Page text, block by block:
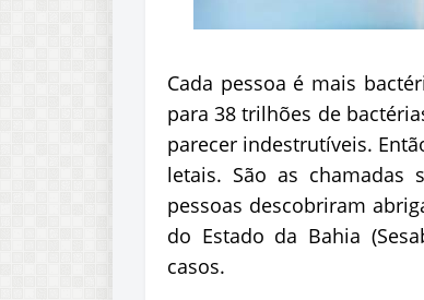
Cada pessoa é mais
para 38 trilhões de
parecer indestrutíveis.
letais. São as chamadas
pessoas descobriram
do Estado da Bahia
casos.